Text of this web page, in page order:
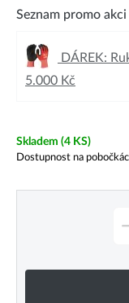
Seznam promo akci
DÁREK:
5.000 Kč
Skladem (4 KS)
Dostupnost na